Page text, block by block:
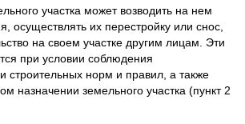
участка может возводить на нем
осуществлять их перестройку или снос,
на своем участке другим лицам. Эти
при условии соблюдения
строительных норм и правил, а также
назначении земельного участка (пункт 2